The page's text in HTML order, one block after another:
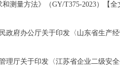
测量方法》（GY/T375-2023）【全
政府办公厅关于印发〈山东省生产
理厅关于印发〈江苏省企业二级安